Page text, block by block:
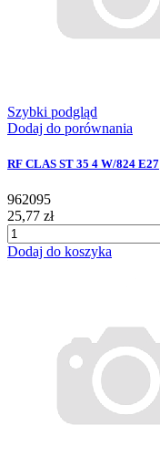
Szybki podgląd
Dodaj do porównania
RF CLAS ST 35 4 W/824 E27
962095
25,77 zł
Dodaj do koszyka